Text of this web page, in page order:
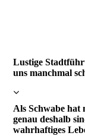
Lustige
uns manchmal
Als Schwabe hat
genau deshalb
wahrhaftiges